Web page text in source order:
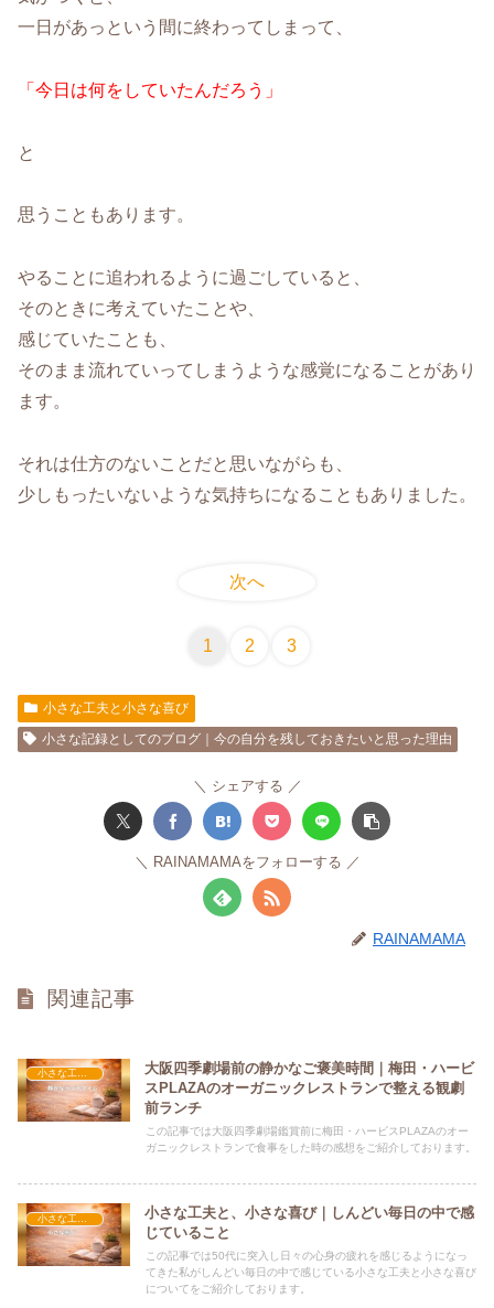
一日があっという間に終わってしまって、
「今日は何をしていたんだろう」
と
思うこともあります。
やることに追われるように過ごしていると、
そのときに考えていたことや、
感じていたことも、
そのまま流れていってしまうような感覚になることがあり
ます。
それは仕方のないことだと思いながらも、
少しもったいないような気持ちになることもありました。
次へ
1 2 3
小さな工夫と小さな喜び
小さな記録としてのブログ｜今の自分を残しておきたいと思った理由
シェアする
RAINAMAMAをフォローする
RAINAMAMA
関連記事
大阪四季劇場前の静かなご褒美時間｜梅田・ハービ
スPLAZAのオーガニックレストランで整える観劇
前ランチ
この記事では大阪四季劇場鑑賞前に梅田・ハービスPLAZAのオー
ガニックレストランで食事をした時の感想をご紹介しております。
小さな工夫と、小さな喜び｜しんどい毎日の中で感
じていること
この記事では50代に突入し日々の心身の疲れを感じるようになっ
てきた私がしんどい毎日の中で感じている小さな工夫と小さな喜び
についてをご紹介しております。